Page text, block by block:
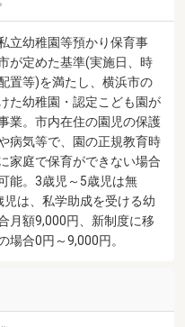
立幼稚園等預かり保育事
が定めた基準(実施日、時
置等)を満たし、横浜市の
た幼稚園・認定こども園が
業。市内在住の園児の保護
病気等で、園の正規教育時
家庭で保育ができない場合
能。3歳児～5歳児は無
児は、私学助成を受ける幼
月額9,000円、新制度に移
場合0円～9,000円。